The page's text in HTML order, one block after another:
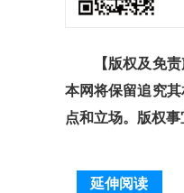
【版权及免责声
本网将保留追究
点和立场。版权事
延伸阅读